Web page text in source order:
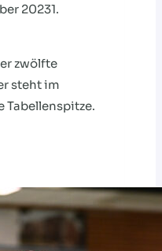
20231.
zwölfte
steht im
Tabellenspitze.